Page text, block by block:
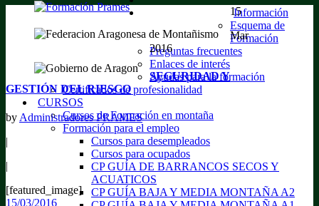
Información
Esquema de
Formación
Preguntas frecuentes
Enlaces de interés
Ayudas para la formación
Certificados de profesionalidad
CURSOS
Cursos de Formación en montaña
Formación para el empleo
Cursos para desempleados
Cursos para ocupados
CP GUÍA DE BARRANCOS SECOS Y
ACUATICOS
CP GUÍA BAJA Y MEDIA MONTAÑA A2
15
Mar
2016
SEGURIDAD Y
GESTIÓN DEL RIESGO
by Administradores PRAMES
|
|
[featured_image]
15/03/2016